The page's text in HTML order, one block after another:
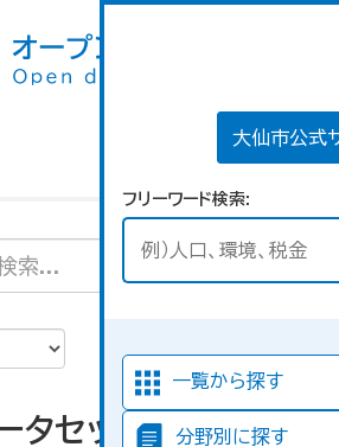
大仙市公式
フリーワード検索
一覧から探す
分野別に探す
タセットが見つか